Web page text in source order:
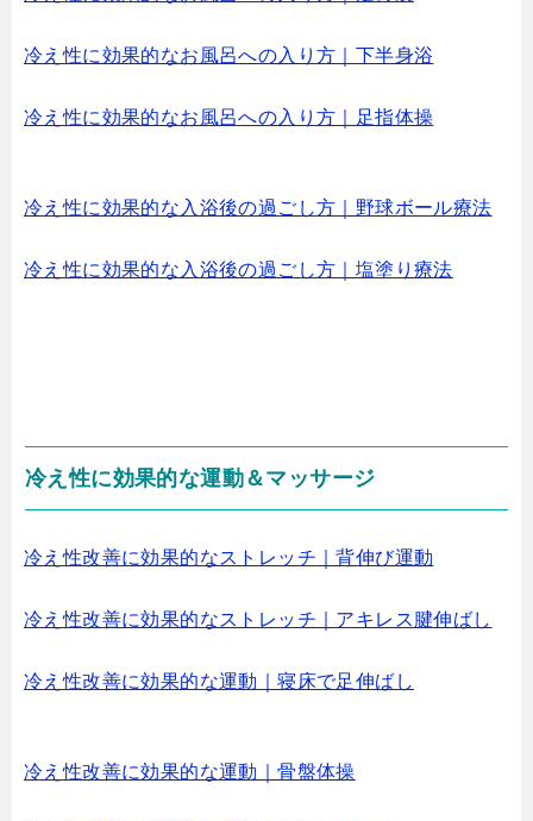
冷え性に効果的なお風呂への入り方｜下半身浴
冷え性に効果的なお風呂への入り方｜足指体操
冷え性に効果的な入浴後の過ごし方｜野球ボール療法
冷え性に効果的な入浴後の過ごし方｜塩塗り療法
冷え性に効果的な運動＆マッサージ
冷え性改善に効果的なストレッチ｜背伸び運動
冷え性改善に効果的なストレッチ｜アキレス腱伸ばし
冷え性改善に効果的な運動｜寝床で足伸ばし
冷え性改善に効果的な運動｜骨盤体操